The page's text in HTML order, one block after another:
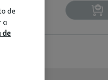
elegância, sendo resi stente a
de
a
de